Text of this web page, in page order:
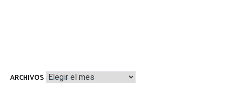
ARCHIVOS Archivos